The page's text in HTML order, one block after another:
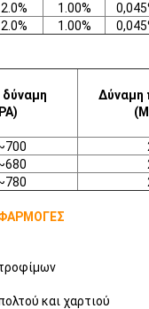
2.0% 1.00%
2.0% 1.00%
δύναμη
Δύναμη
και χαρτιού